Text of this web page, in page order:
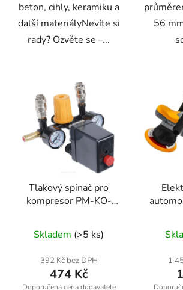
beton, cihly, keramiku a
další materiályNevíte si
rady? Ozvěte se –...
56
Tlakový spínač pro
kompresor PM-KO-
Skladem (>5 ks)
392 Kč bez DPH
474 Kč
1